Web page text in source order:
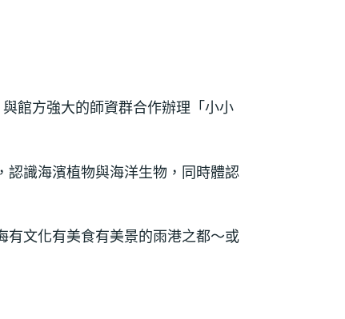
與館方強大的師資群合作辦理「小小
識海濱植物與海洋生物，同時體認
文化有美食有美景的雨港之都～或